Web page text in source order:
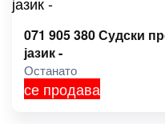
071 905 380 Судски
јазик -
Останато
се продава